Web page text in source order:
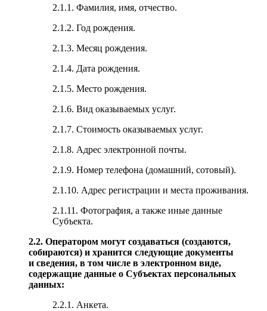
2.1.1. Фамилия, имя, отчество.
2.1.2. Год рождения.
2.1.3. Месяц рождения.
2.1.4. Дата рождения.
2.1.5. Место рождения.
2.1.6. Вид оказываемых услуг.
2.1.7. Стоимость оказываемых услуг.
2.1.8. Адрес электронной почты.
2.1.9. Номер телефона (домашний, сотовый).
2.1.10. Адрес регистрации и места проживания.
2.1.11. Фотография, а также иные данные
Субъекта.
2.2. Оператором могут создаваться (создаются,
собираются) и хранится следующие документы
и сведения, в том числе в электронном виде,
содержащие данные о Субъектах персональных
данных:
2.2.1. Анкета.